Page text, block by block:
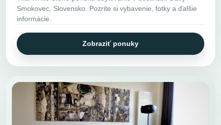
Smokovec, Slovensko. Pozrite si vybavenie, fotky a ďalšie
informácie.
Zobraziť ponuky